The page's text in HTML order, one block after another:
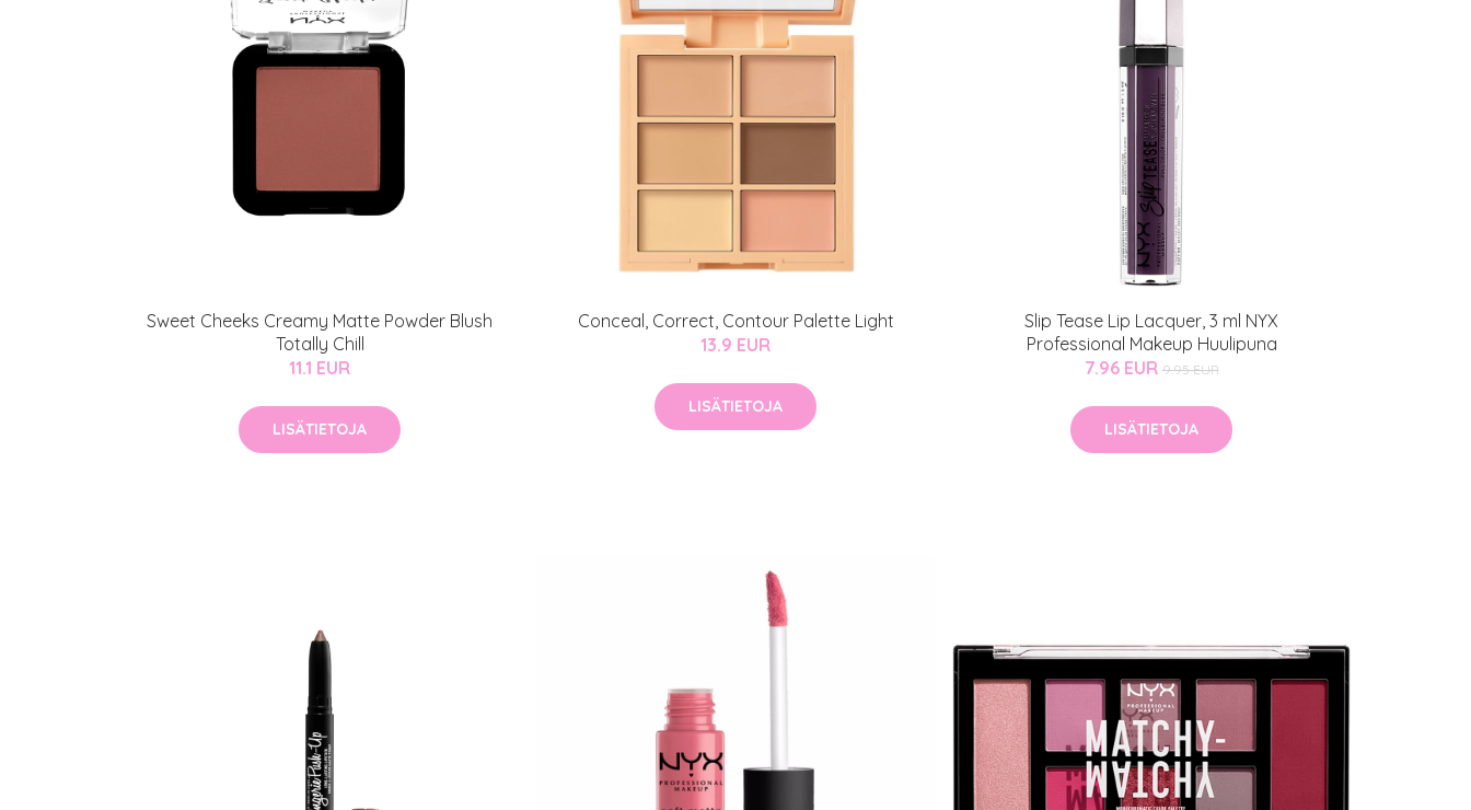
Sweet Cheeks Creamy Matte Powder Blush
Totally Chill
11.1 EUR
LISÄTIETOJA
Conceal, Correct, Contour Palette Light
13.9 EUR
LISÄTIETOJA
Slip Tease Lip Lacquer, 3 ml NYX
Professional Makeup Huulipuna
7.96 EUR 9.95 EUR
LISÄTIETOJA